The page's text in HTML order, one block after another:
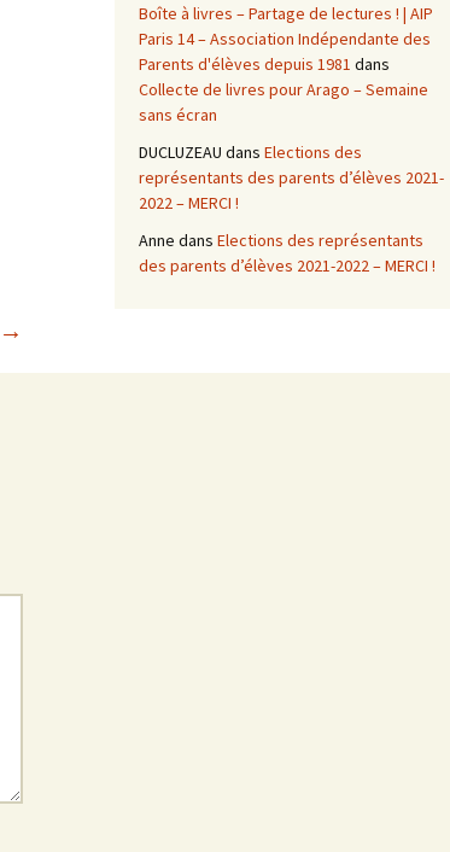
→
Boîte à livres – Partage de lectures ! | AIP
Paris 14 – Association Indépendante des
Parents d'élèves depuis 1981 dans
Collecte de livres pour Arago – Semaine
sans écran
DUCLUZEAU dans Elections des
représentants des parents d’élèves 2021-
2022 – MERCI !
Anne dans Elections des représentants
des parents d’élèves 2021-2022 – MERCI !